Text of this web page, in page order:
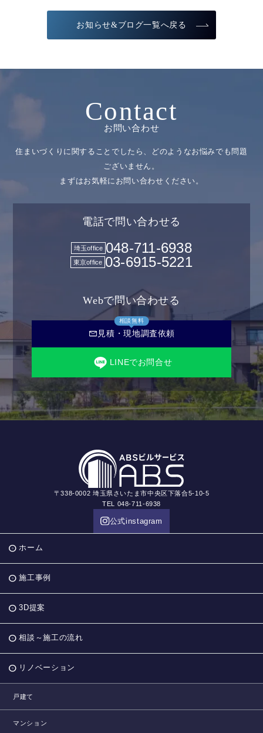
お知らせ&ブログ一覧へ戻る
Contact
お問い合わせ
住まいづくりに関することでしたら、どのようなお悩みでも問題
ございません。
まずはお気軽にお問い合わせください。
電話で問い合わせる
埼玉office 048-711-6938
東京office 03-6915-5221
Webで問い合わせる
相談無料
mail見積・現地調査依頼
LINEでお問合せ
〒338-0002 埼玉県さいたま市中央区下落合5-10-5
TEL 048-711-6938
公式instagram
ホーム
施工事例
3D提案
相談～施工の流れ
リノベーション
戸建て
マンション